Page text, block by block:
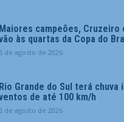
Maiores campeões, Cruzeiro
às quartas da Copa do
5 de agosto de 2026
Rio Grande do Sul terá chuva
de até 100 km/h
5 de agosto de 2026